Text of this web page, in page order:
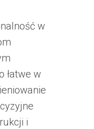
w
łatwe w
i